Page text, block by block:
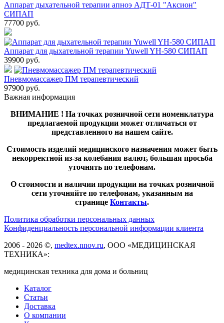
Аппарат дыхательной терапии апноэ АДТ-01 "Аксион"
СИПАП
77700 руб.
Аппарат для дыхательной терапии Yuwell YH-580 СИПАП
39900 руб.
Пневмомассажер ПМ терапевтический
97900 руб.
Важная информация
ВНИМАНИЕ ! На точках розничной сети номенклатура
предлагаемой продукции может отличаться от
представленного на нашем сайте.
Стоимость изделий медицинского назначения может быть
некорректной из-за колебания валют, большая просьба
уточнять по телефонам.
О стоимости и наличии продукции на точках розничной
сети уточняйте по телефонам, указанным на
странице Контакты.
Политика обработки персональных данных
Конфиденциальность персональной информации клиента
2006 - 2026 ©, medtex.nnov.ru, ООО «МЕДИЦИНСКАЯ
ТЕХНИКА»:
медицинская техника для дома и больниц
Каталог
Статьи
Доставка
О компании